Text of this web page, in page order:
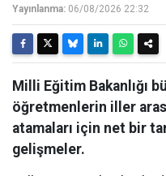
Yayınlanma: 06/08/2026 22:32
Milli Eğitim Bakanlığı
öğretmenlerin iller
atamaları için net bir
gelişmeler.